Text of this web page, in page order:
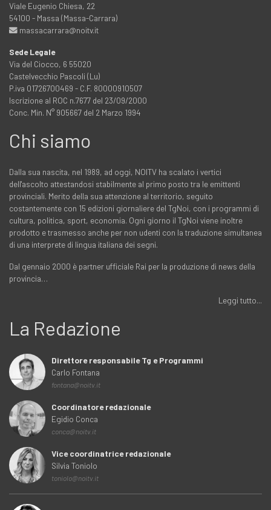
Viale Eugenio Chiesa, 22
54100 - Massa (Massa-Carrara)
massacarrara@noitv.it
Sede Legale
Via del Ciocco, 6 55020
Castelvecchio Pascoli (Lu)
P.iva 01726700469 - C.F. 80000910507
Iscrizione al ROC n.7677 del 23/09/2000
Conc. Min. N° 905667 del 2 Marzo 1994
Chi siamo
Dalla sua nascita, nel 1989, ad oggi, NOITV ha scalato i vertici
dell'ascolto attestandosi stabilmente al primo posto tra le emittenti
provinciali. Merito della sua attenzione al territorio, seguito
costantemente con 15 edizioni giornaliere del TgNoi, con i programmi di
cultura, politica, sport, economia. Ogni giorno il TgNoi viene inoltre
prodotto e trasmesso anche per non udenti con la traduzione simultanea
di una interprete di lingua italiana dei segni.
Dal gennaio 2000 è partner ufficiale Rai per la produzione di news della
provincia…
Leggi tutto...
La Redazione
Direttore responsabile Tg e Programmi
Carlo Fontana
fontana@noitv.it
Coordinatore redazionale
Egidio Conca
conca@noitv.it
Vice coordinatrice redazionale
Silvia Toniolo
toniolo@noitv.it